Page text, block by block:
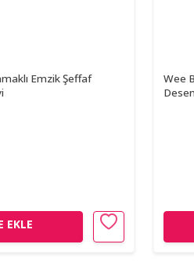
Emzik Şeffaf
EKLE
Wee